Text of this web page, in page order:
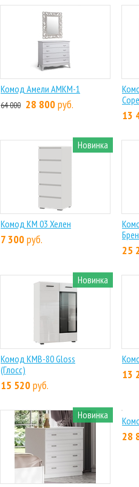
Комод Амели АМКМ-1
64 000 28 800руб.
13
Новинка
Комод КМ 03 Хелен
7 300руб.
25
Новинка
Комод КМВ-80 Gloss
(Глосс)
15 520руб.
13
Новинка